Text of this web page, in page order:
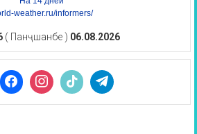
weather.ru/informers/
( Панҷшанбе ) 06.08.2026